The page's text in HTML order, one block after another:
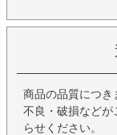
商品の品質につき
不良・破損などが
らせください。